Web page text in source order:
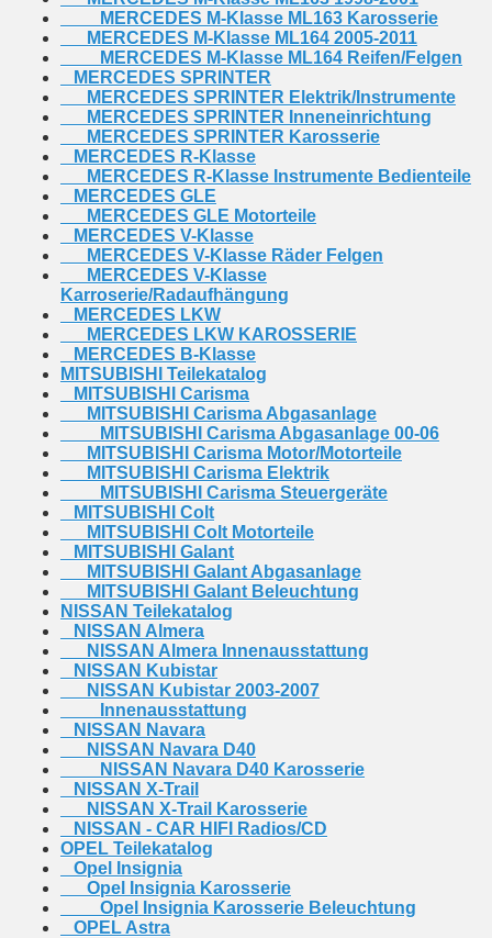
MERCEDES M-Klasse ML163 Karosserie
MERCEDES M-Klasse ML164 2005-2011
MERCEDES M-Klasse ML164 Reifen/Felgen
MERCEDES SPRINTER
MERCEDES SPRINTER Elektrik/Instrumente
MERCEDES SPRINTER Inneneinrichtung
MERCEDES SPRINTER Karosserie
MERCEDES R-Klasse
MERCEDES R-Klasse Instrumente Bedienteile
MERCEDES GLE
MERCEDES GLE Motorteile
MERCEDES V-Klasse
MERCEDES V-Klasse Räder Felgen
MERCEDES V-Klasse
Karroserie/Radaufhängung
MERCEDES LKW
MERCEDES LKW KAROSSERIE
MERCEDES B-Klasse
MITSUBISHI Teilekatalog
MITSUBISHI Carisma
MITSUBISHI Carisma Abgasanlage
MITSUBISHI Carisma Abgasanlage 00-06
MITSUBISHI Carisma Motor/Motorteile
MITSUBISHI Carisma Elektrik
MITSUBISHI Carisma Steuergeräte
MITSUBISHI Colt
MITSUBISHI Colt Motorteile
MITSUBISHI Galant
MITSUBISHI Galant Abgasanlage
MITSUBISHI Galant Beleuchtung
NISSAN Teilekatalog
NISSAN Almera
NISSAN Almera Innenausstattung
NISSAN Kubistar
NISSAN Kubistar 2003-2007
Innenausstattung
NISSAN Navara
NISSAN Navara D40
NISSAN Navara D40 Karosserie
NISSAN X-Trail
NISSAN X-Trail Karosserie
NISSAN - CAR HIFI Radios/CD
OPEL Teilekatalog
Opel Insignia
Opel Insignia Karosserie
Opel Insignia Karosserie Beleuchtung
OPEL Astra